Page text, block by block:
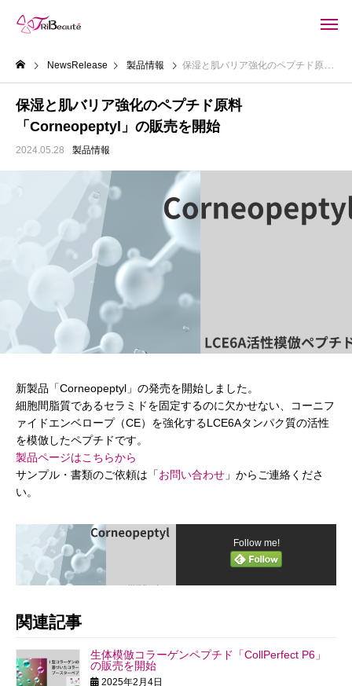
NewsRelease 製品情報 保湿と肌バリア強化のペプチド原料「Corneopeptyl」の販売を開始
保湿と肌バリア強化のペプチド原料
「Corneopeptyl」の販売を開始
2024.05.28 製品情報
新製品「Corneopeptyl」の発売を開始しました。
細胞間脂質であるセラミドを固定するのに欠かせない、コーニフ
ァイドエンベロープ（CE）を強化するLCE6Aタンパク質の活性
を模倣したペプチドです。
製品ページはこちらから
サンプル・書類のご依頼は「お問い合わせ 」からご連絡くださ
い。
Follow me!
関連記事
生体模倣コラーゲンペプチド「CollPerfect P6」
の販売を開始
2025年2月4日